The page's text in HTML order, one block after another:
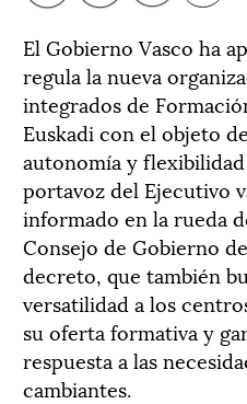
El Gobierno Vasco ha
regula la nueva
integrados de
Euskadi con el objeto
autonomía y
portavoz del Ejecutivo
informado en la rueda
Consejo de Gobierno
decreto, que también
versatilidad a los
su oferta formativa y
respuesta a las
cambiantes.